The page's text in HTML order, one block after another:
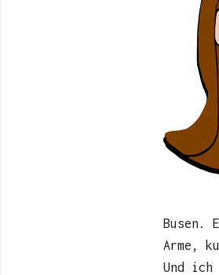
Busen.
Arme,
Und ich